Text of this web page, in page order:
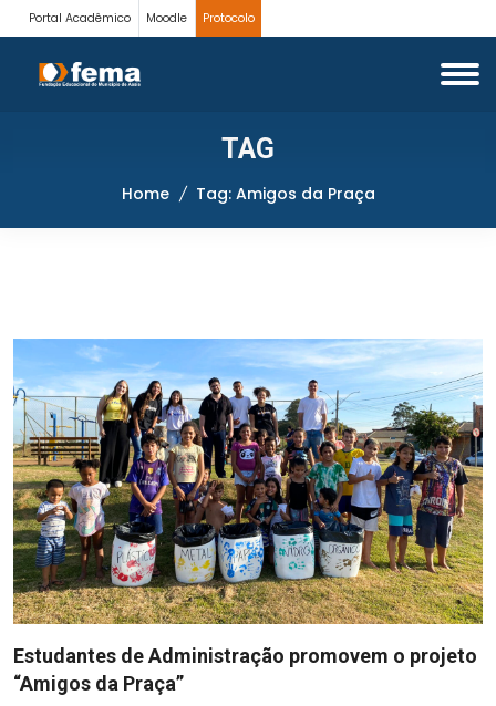
Portal Acadêmico Moodle Protocolo
TAG
Home Tag: Amigos da Praça
Estudantes de Administração promovem o projeto
“Amigos da Praça”